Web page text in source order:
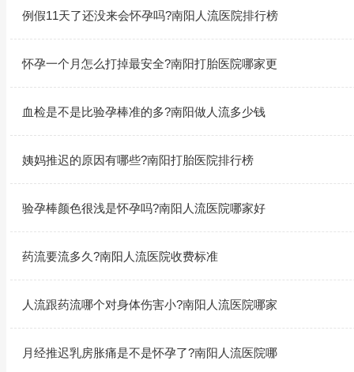
例假11天了还没来会怀孕吗?南阳人流医院排行榜
怀孕一个月怎么打掉最安全?南阳打胎医院哪家更
血检是不是比验孕棒准的多?南阳做人流多少钱
姨妈推迟的原因有哪些?南阳打胎医院排行榜
验孕棒颜色很浅是怀孕吗?南阳人流医院哪家好
药流要流多久?南阳人流医院收费标准
人流跟药流哪个对身体伤害小?南阳人流医院哪家
月经推迟乳房胀痛是不是怀孕了?南阳人流医院哪